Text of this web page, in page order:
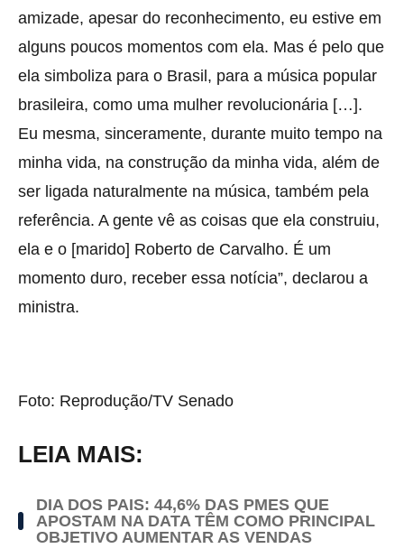
amizade, apesar do reconhecimento, eu estive em
alguns poucos momentos com ela. Mas é pelo que
ela simboliza para o Brasil, para a música popular
brasileira, como uma mulher revolucionária […].
Eu mesma, sinceramente, durante muito tempo na
minha vida, na construção da minha vida, além de
ser ligada naturalmente na música, também pela
referência. A gente vê as coisas que ela construiu,
ela e o [marido] Roberto de Carvalho. É um
momento duro, receber essa notícia”, declarou a
ministra.
Foto: Reprodução/TV Senado
LEIA MAIS:
DIA DOS PAIS: 44,6% DAS PMES QUE
APOSTAM NA DATA TÊM COMO PRINCIPAL
OBJETIVO AUMENTAR AS VENDAS